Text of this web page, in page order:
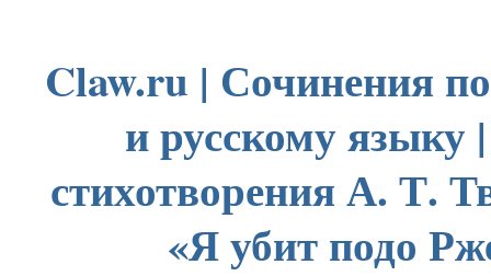
Claw.ru | Сочинения
и русскому языку
стихотворения А. Т.
«Я убит подо